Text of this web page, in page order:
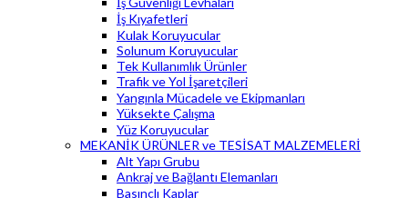
İş Kıyafetleri
Kulak Koruyucular
Solunum Koruyucular
Tek Kullanımlık Ürünler
Trafik ve Yol İşaretçileri
Yangınla Mücadele ve Ekipmanları
Yüksekte Çalışma
Yüz Koruyucular
MEKANİK ÜRÜNLER ve TESİSAT MALZEMELERİ
Alt Yapı Grubu
Ankraj ve Bağlantı Elemanları
Basınçlı Kaplar